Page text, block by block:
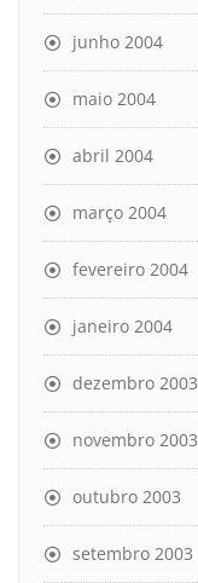
junho 2004
maio 2004
abril 2004
março 2004
fevereiro 2004
janeiro 2004
dezembro 2003
novembro 2003
outubro 2003
setembro 2003